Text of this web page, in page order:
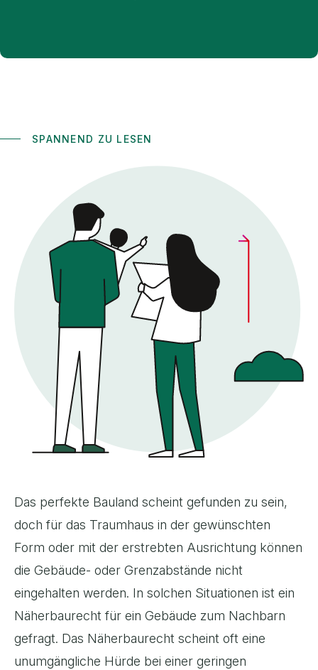
SPANNEND ZU LESEN
Das perfekte Bauland scheint gefunden zu sein,
doch für das Traumhaus in der gewünschten
Form oder mit der erstrebten Ausrichtung können
die Gebäude- oder Grenzabstände nicht
eingehalten werden. In solchen Situationen ist ein
Näherbaurecht für ein Gebäude zum Nachbarn
gefragt. Das Näherbaurecht scheint oft eine
unumgängliche Hürde bei einer geringen